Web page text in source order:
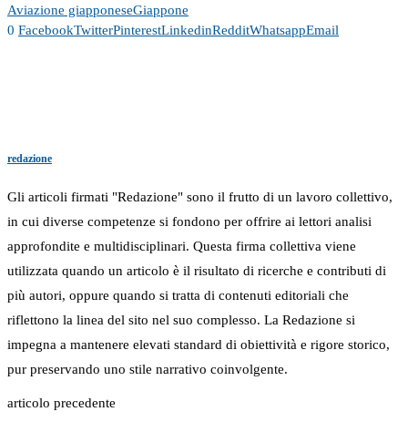
Aviazione giapponeseGiappone
0 FacebookTwitterPinterestLinkedinRedditWhatsappEmail
redazione
Gli articoli firmati "Redazione" sono il frutto di un lavoro collettivo,
in cui diverse competenze si fondono per offrire ai lettori analisi
approfondite e multidisciplinari. Questa firma collettiva viene
utilizzata quando un articolo è il risultato di ricerche e contributi di
più autori, oppure quando si tratta di contenuti editoriali che
riflettono la linea del sito nel suo complesso. La Redazione si
impegna a mantenere elevati standard di obiettività e rigore storico,
pur preservando uno stile narrativo coinvolgente.
articolo precedente